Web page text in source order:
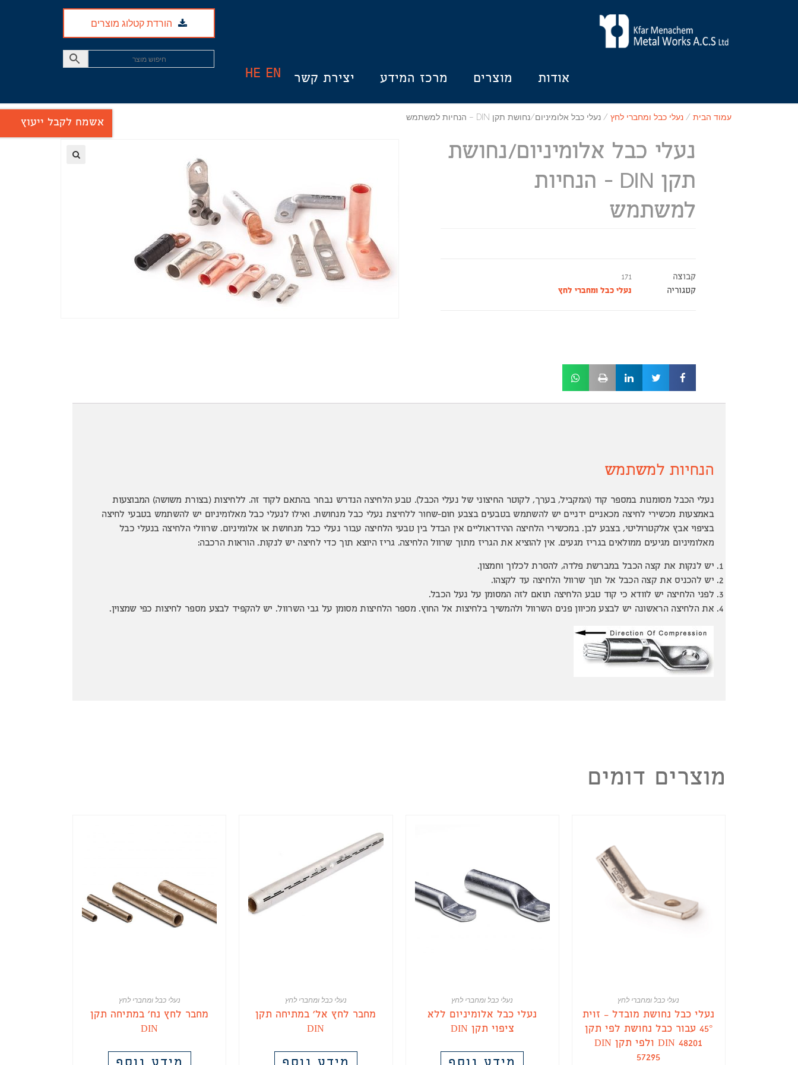
אודות מוצרים מרכז המידע יצירת קשר EN
HE
הורדת קטלוג מוצרים
אשמח לקבל ייעוץ
עמוד הבית / נעלי כבל ומחברי לחץ / נעלי כבל אלומיניום/נחושת תקן DIN – הנחיות למשתמש
נעלי כבל אלומיניום/נחושת
תקן DIN - הנחיות
למשתמש
קבוצה
171
קטגוריה
נעלי כבל ומחברי לחץ
הנחיות למשתמש
נעלי הכבל מסומנות במספר קוד (המקביל, בערך, לקוטר החיצוני של נעלי הכבל). טבע הלחיצה הנדרש נבחר בהתאם לקוד זה. ללחיצות (בצורת משושה) המבוצעות
באמצעות מכשירי לחיצה מכאניים ידניים יש להשתמש בטבעים בצבע חום-שחור ללחיצת נעלי כבל מנחושת. ואילו לנעלי כבל מאלומיניום יש להשתמש בטבעי לחיצה
בציפוי אבץ אלקטרוליטי, בצבע לבן. במכשירי הלחיצה ההידראוליים אין הבדל בין טבעי הלחיצה עבור נעלי כבל מנחושת או אלומיניום. שרוולי הלחיצה בנעלי כבל
מאלומיניום מגיעים ממולאים בגריז מגעים. אין להוציא את הגריז מתוך שרוול הלחיצה. גריז היוצא תוך כדי לחיצה יש לנקות. הוראות הרכבה:
יש לנקות את קצה הכבל במברשת פלדה, להסרת לכלוך וחמצון.
יש להכניס את קצה הכבל אל תוך שרוול הלחיצה עד לקצהו.
לפני הלחיצה יש לוודא כי קוד טבע הלחיצה תואם לזה המסומן על נעל הכבל.
את הלחיצה הראשונה יש לבצע מכיוון פנים השרוול ולהמשיך בלחיצות אל החוץ. מספר הלחיצות מסומן על גבי השרוול. יש להקפיד לבצע מספר לחיצות כפי שמצוין.
מוצרים דומים
נעלי כבל ומחברי לחץ
נעלי כבל נחושת מובדל – זוית
45° עבור כבל נחושת לפי תקן
DIN 48201 ולפי תקן DIN
57295
נעלי כבל ומחברי לחץ
נעלי כבל אלומיניום ללא
ציפוי תקן DIN
נעלי כבל ומחברי לחץ
מחבר לחץ אל' במתיחה תקן
DIN
נעלי כבל ומחברי לחץ
מחבר לחץ נח' במתיחה תקן
DIN